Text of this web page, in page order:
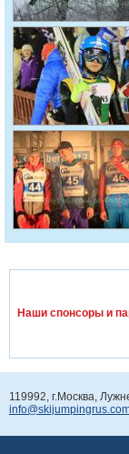
Наши спонcоры и
119992, г.Москва,